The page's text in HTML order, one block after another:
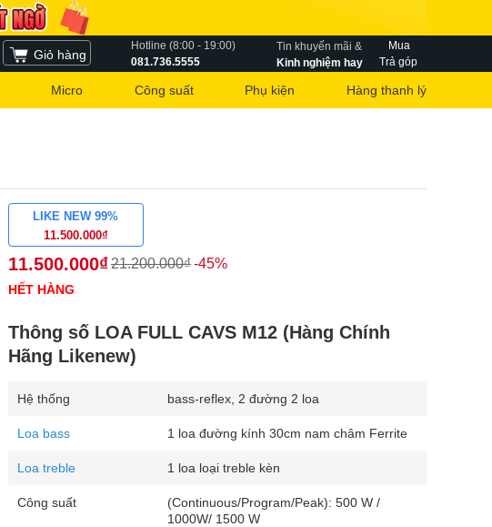
Giỏ hàng
Hotline (8:00 - 19:00)
081.736.5555
Tin khuyến mãi &
Kinh nghiệm hay
Mua
Trả góp
Micro Công suất Phụ kiện Hàng thanh lý
LIKE NEW 99%
11.500.000₫
11.500.000₫21.200.000₫-45%
HẾT HÀNG
Thông số LOA FULL CAVS M12 (Hàng Chính
Hãng Likenew)
Hệ thống bass-reflex, 2 đường 2 loa
Loa bass 1 loa đường kính 30cm nam châm Ferrite
Loa treble 1 loa loại treble kèn
Công suất
(Continuous/Program/Peak): 500 W /
1000W/ 1500 W